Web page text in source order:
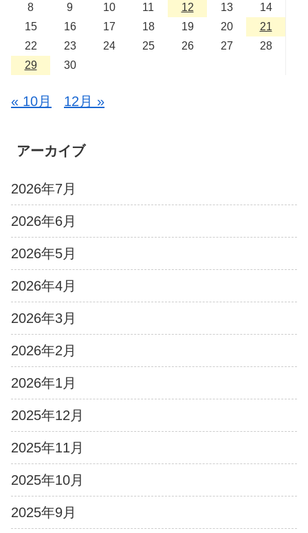
8
9 10 11 12 13
14
15
16 17 18 19 20
21
22
23 24 25 26 27
28
29
30
« 10月 12月 »
アーカイブ
2026年7月
2026年6月
2026年5月
2026年4月
2026年3月
2026年2月
2026年1月
2025年12月
2025年11月
2025年10月
2025年9月